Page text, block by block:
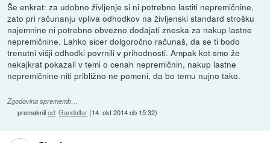
Še enkrat: za udobno življenje si ni potrebno lastiti nepremičnine,
zato pri računanju vpliva odhodkov na življenski standard strošku
najemnine ni potrebno obvezno dodajati zneska za nakup lastne
nepremičnine. Lahko sicer dolgoročno računaš, da se ti bodo
trenutni višji odhodki povrnili v prihodnosti. Ampak kot smo že
nekajkrat pokazali v temi o cenah nepremičnin, nakup lastne
nepremičnine niti približno ne pomeni, da bo temu nujno tako.
Zgodovina sprememb…
premaknilod:Gandalfar(14. okt 2014 ob 15:32)